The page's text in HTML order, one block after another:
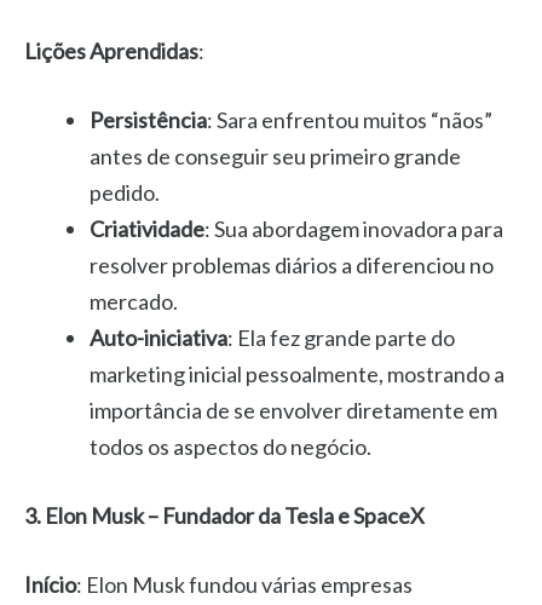
Lições Aprendidas:
Persistência: Sara enfrentou muitos “nãos”
antes de conseguir seu primeiro grande
pedido.
Criatividade: Sua abordagem inovadora para
resolver problemas diários a diferenciou no
mercado.
Auto-iniciativa: Ela fez grande parte do
marketing inicial pessoalmente, mostrando a
importância de se envolver diretamente em
todos os aspectos do negócio.
3. Elon Musk – Fundador da Tesla e SpaceX
Início: Elon Musk fundou várias empresas